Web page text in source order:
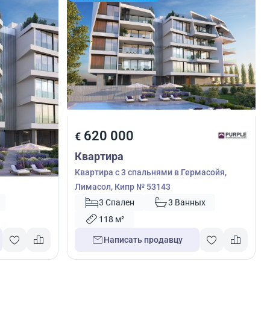
€620 000
Квартира
Квартира с 3 спальнями в Гермасойя,
Лимасол, Кипр № 53143
3 Спален
3 Ванных
118 м²
Написать продавцу